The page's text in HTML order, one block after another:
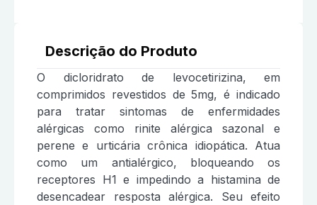
Descrição do Produto
O dicloridrato de levocetirizina, em
comprimidos revestidos de 5mg, é indicado
para tratar sintomas de enfermidades
alérgicas como rinite alérgica sazonal e
perene e urticária crônica idiopática. Atua
como um antialérgico, bloqueando os
receptores H1 e impedindo a histamina de
desencadear resposta alérgica. Seu efeito